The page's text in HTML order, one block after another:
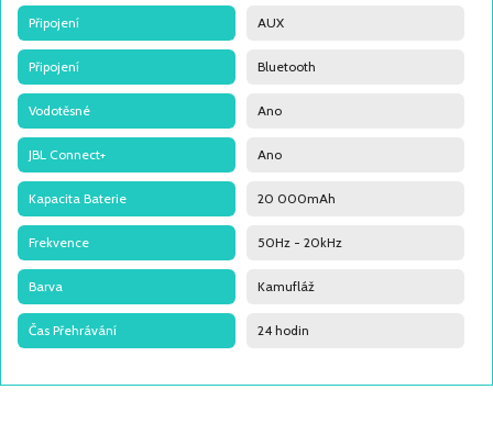
Připojení AUX
Připojení Bluetooth
Vodotěsné Ano
JBL Connect+ Ano
Kapacita Baterie 20 000mAh
Frekvence 50Hz - 20kHz
Barva Kamufláž
Čas Přehrávání 24 hodin